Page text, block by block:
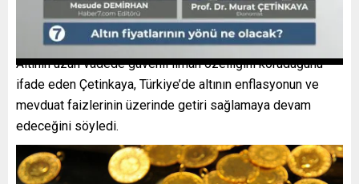
Altının uzun vadede güvenli liman özelliğini koruduğunu
ifade eden Çetinkaya, Türkiye’de altının enflasyonun ve
mevduat faizlerinin üzerinde getiri sağlamaya devam
edeceğini söyledi.